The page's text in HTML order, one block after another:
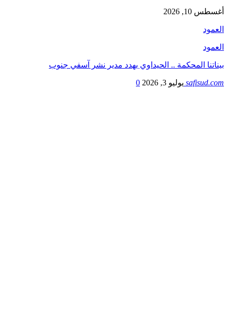
أغسطس 10, 2026
العمود
العمود
بيناتنا المحكمة .. الحيداوي يهدد مدير نشر آسفي جنوب
safisud.com يوليو 3, 2026 0